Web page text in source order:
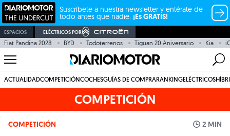
Suscríbete a nuestra newsletter y entérate de
todo antes que nadie. ¡Es GRATIS!
ESPACIOS ELÉCTRICOS POR
Fiat Pandina 2028 BYD Todoterrenos Tiguan 20 Aniversario Kia
ACTUALIDADCOMPETICIÓNCOCHESGUÍAS DE COMPRARANKINGELÉCTRICOS
COMPETICIÓN
COMPETICIÓN 2 MIN